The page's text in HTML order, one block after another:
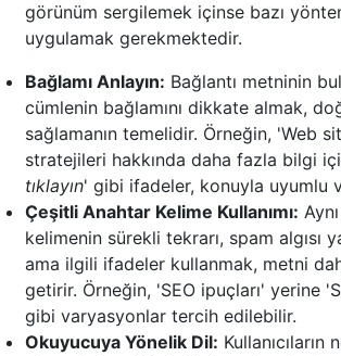
görünüm sergilemek içinse bazı
uygulamak gerekmektedir.
Bağlamı Anlayın: Bağlantı metninin
cümlenin bağlamını dikkate almak,
sağlamanın temelidir. Örneğin, 'Web
stratejileri hakkında daha fazla bilgi
tıklayın' gibi ifadeler, konuyla uyumlu
Çeşitli Anahtar Kelime Kullanımı:
kelimenin sürekli tekrarı, spam algısı
ama ilgili ifadeler kullanmak, metni
getirir. Örneğin, 'SEO ipuçları' yerine
gibi varyasyonlar tercih edilebilir.
Okuyucuya Yönelik Dil: